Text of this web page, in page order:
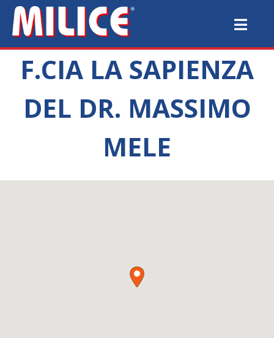
F.CIA LA SAPIENZA
DEL DR. MASSIMO
MELE